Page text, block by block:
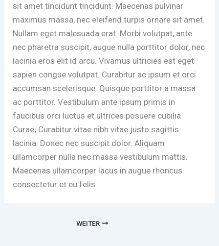
sit amet tincidunt tincidunt. Maecenas pulvinar
maximus massa, nec eleifend turpis ornare sit amet.
Nullam eget malesuada erat. Morbi volutpat, ante
nec pharetra suscipit, augue nulla porttitor dolor, nec
lacinia eros elit id arcu. Vivamus ultricies est eget
sapien congue volutpat. Curabitur ac ipsum et orci
accumsan scelerisque. Quisque porttitor a massa
ac porttitor. Vestibulum ante ipsum primis in
faucibus orci luctus et ultrices posuere cubilia
Curae; Curabitur vitae nibh vitae justo sagittis
lacinia. Donec nec suscipit dolor. Aliquam
ullamcorper nulla nec massa vestibulum mattis.
Maecenas ullamcorper lacus in augue rhoncus
consectetur et eu felis.
WEITER